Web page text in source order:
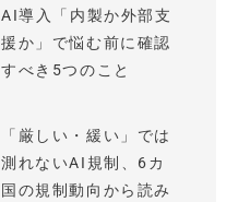
AI導入「内製か外部支
援か」で悩む前に確認
すべき5つのこと
「厳しい・緩い」では
測れないAI規制、6カ
国の規制動向から読み